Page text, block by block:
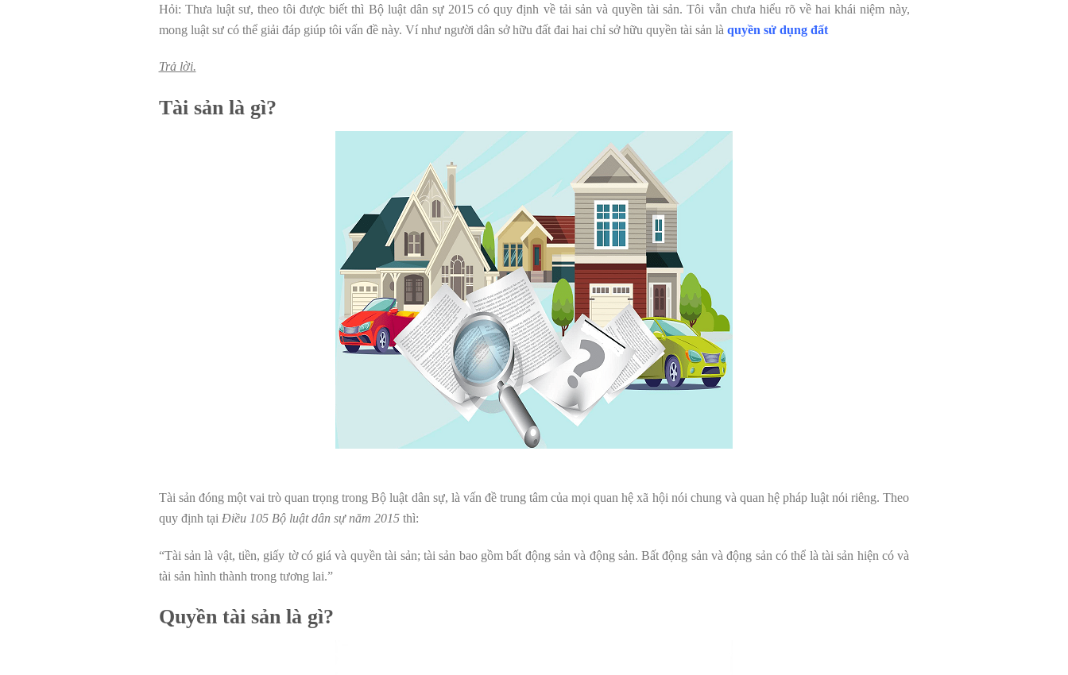
Hỏi: Thưa luật sư, theo tôi được biết thì Bộ luật dân sự 2015 có quy định về tải sản và quyền tài sản. Tôi vẫn chưa hiểu rõ về hai khái niệm này,
mong luật sư có thể giải đáp giúp tôi vấn đề này. Ví như người dân sở hữu đất đai hai chỉ sở hữu quyền tài sản là quyền sử dụng đất
Trả lời.
Tài sản là gì?
Tài sản đóng một vai trò quan trọng trong Bộ luật dân sự, là vấn đề trung tâm của mọi quan hệ xã hội nói chung và quan hệ pháp luật nói riêng. Theo
quy định tại Điều 105 Bộ luật dân sự năm 2015thì:
“Tài sản là vật, tiền, giấy tờ có giá và quyền tài sản; tài sản bao gồm bất động sản và động sản. Bất động sản và động sản có thể là tài sản hiện có và
tài sản hình thành trong tương lai.”
Quyền tài sản là gì?